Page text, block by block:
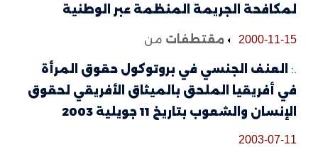
لمكافحة الجريمة المنظمة عبر الوطنية
2000-11-15 مقتطفات من
العنف الجنسي في بروتوكول حقوق المرأة
في أفريقيا الملحق بالميثاق الأفريقي لحقوق
الإنسان والشعوب بتاريخ 11 جويلية 2003
2003-07-11